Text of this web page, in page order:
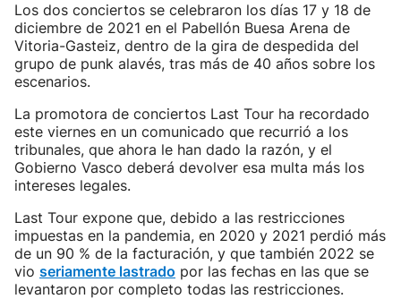
Los dos conciertos se celebraron los días 17 y 18 de
diciembre de 2021 en el Pabellón Buesa Arena de
Vitoria-Gasteiz, dentro de la gira de despedida del
grupo de punk alavés, tras más de 40 años sobre los
escenarios.
La promotora de conciertos Last Tour ha recordado
este viernes en un comunicado que recurrió a los
tribunales, que ahora le han dado la razón, y el
Gobierno Vasco deberá devolver esa multa más los
intereses legales.
Last Tour expone que, debido a las restricciones
impuestas en la pandemia, en 2020 y 2021 perdió más
de un 90 % de la facturación, y que también 2022 se
vio seriamente lastrado por las fechas en las que se
levantaron por completo todas las restricciones.